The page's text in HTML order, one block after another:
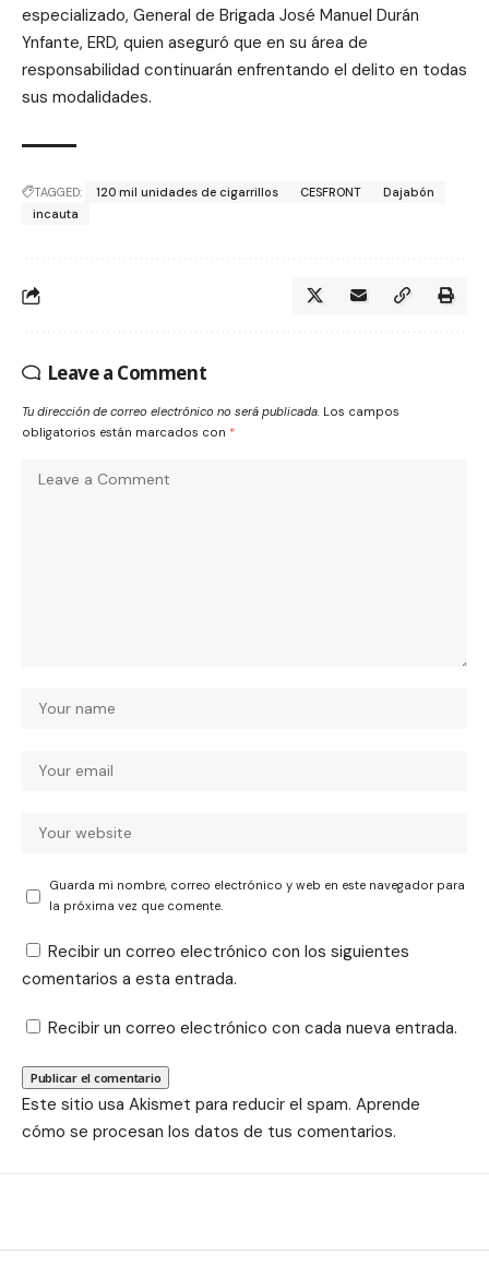
especializado, General de Brigada José Manuel Durán
Ynfante, ERD, quien aseguró que en su área de
responsabilidad continuarán enfrentando el delito en todas
sus modalidades.
TAGGED: 120 mil unidades de cigarrillos CESFRONT
Dajabón
incauta
Leave a Comment
Tu dirección de correo electrónico no será publicada. Los campos
obligatorios están marcados con *
Guarda mi nombre, correo electrónico y web en este navegador para
la próxima vez que comente.
Recibir un correo electrónico con los siguientes
comentarios a esta entrada.
Recibir un correo electrónico con cada nueva entrada.
Este sitio usa Akismet para reducir el spam. Aprende
cómo se procesan los datos de tus comentarios.